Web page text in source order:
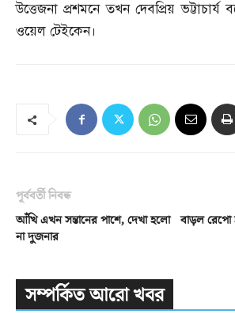
উত্তেজনা প্রশমনে তখন দেবপ্রিয় ভট্টাচার্য
ওয়েল টেইকেন।
পূর্ববর্তী নিবন্ধ
আঁখি এখন সন্তানের পাশে, দেখা হলো
না দুজনার
বাড়ল রেপো
সম্পর্কিত আরো খবর